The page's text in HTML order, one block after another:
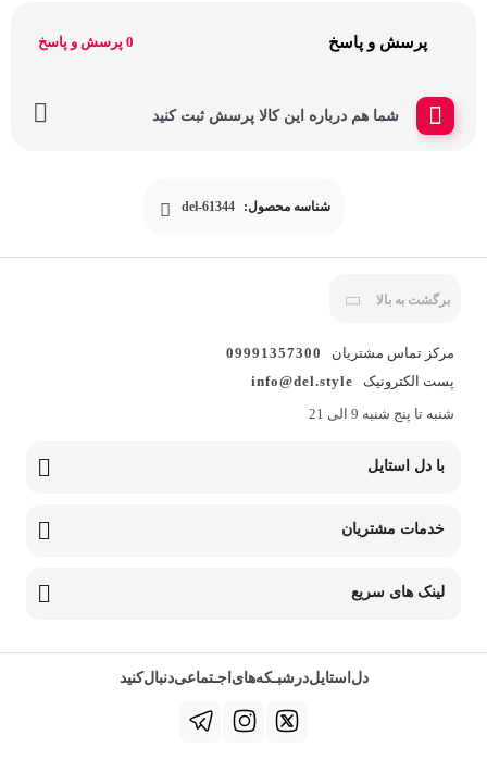
پرسش و پاسخ 0 پرسش و پاسخ
شما هم درباره این کالا پرسش ثبت کنید
شناسه محصول: del-61344
برگشت به بالا
مرکز تماس مشتریان
09991357300
پست الکترونیک
info@del.style
شنبه تا پنج شنبه 9 الی 21
با دل استایل
خدمات مشتریان
لینک های سریع
دل‌استایل‌در‌‌شبـکه‌های‌اجـتماعی‌دنبال‌کنید